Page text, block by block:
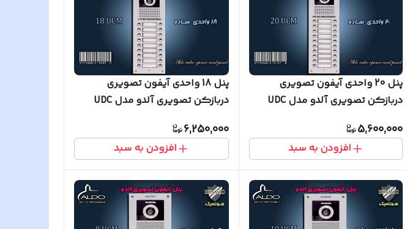
پنل 20 واحدی آیفون تصویری
دربازکن تصویری آلدو مدل UDC
5,600,000
افزودن به سبد
پنل 18 واحدی آیفون تصویری
دربازکن تصویری آلدو مدل UDC
6,250,000
افزودن به سبد